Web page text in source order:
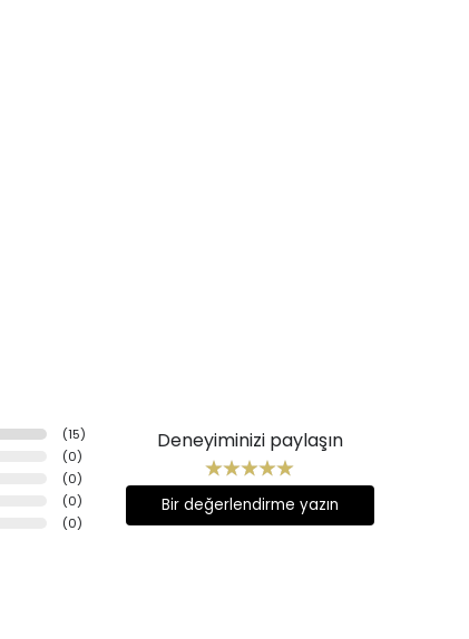
(15)
(0)
(0)
(0)
(0)
Deneyiminizi paylaşın
Bir değerlendirme yazın